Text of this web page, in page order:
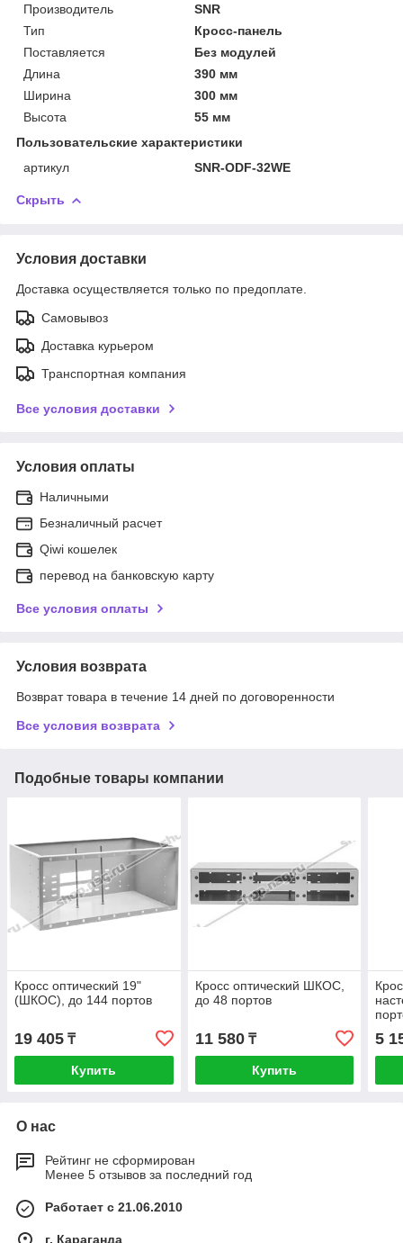
Производитель
SNR
Тип
Кросс-панель
Поставляется
Без модулей
Длина
390 мм
Ширина
300 мм
Высота
55 мм
Пользовательские характеристики
артикул
SNR-ODF-32WE
Скрыть
Условия доставки
Доставка осуществляется только по предоплате.
Самовывоз
Доставка курьером
Транспортная компания
Все условия доставки
Условия оплаты
Наличными
Безналичный расчет
Qiwi кошелек
перевод на банковскую карту
Все условия оплаты
Условия возврата
Возврат товара в течение 14 дней по договоренности
Все условия возврата
Подобные товары компании
Кросс оптический 19"
(ШКОС), до 144 портов
19 405 ₸
Купить
Кросс оптический ШКОС,
до 48 портов
11 580₸
Купить
5
О нас
Рейтинг не сформирован
Менее 5 отзывов за последний год
Работает с 21.06.2010
г. Караганда